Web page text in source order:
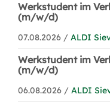
Werkstudent im
(m/w/d)
07.08.2026 / ALDI
Werkstudent im
(m/w/d)
06.08.2026 / ALDI